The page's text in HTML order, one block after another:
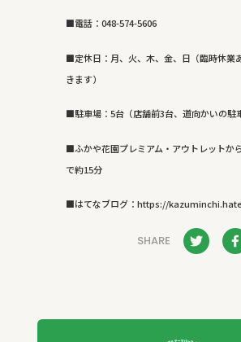
■電話： 048-574-5606
■定休日：月、火、木、金、日（臨時休業
きます）
■駐車場： 5台（店舗前3台、道向かいの
■ふかや花園プレミアム・アウトレットか
で約15分
■はてなブログ： https://
SHARE